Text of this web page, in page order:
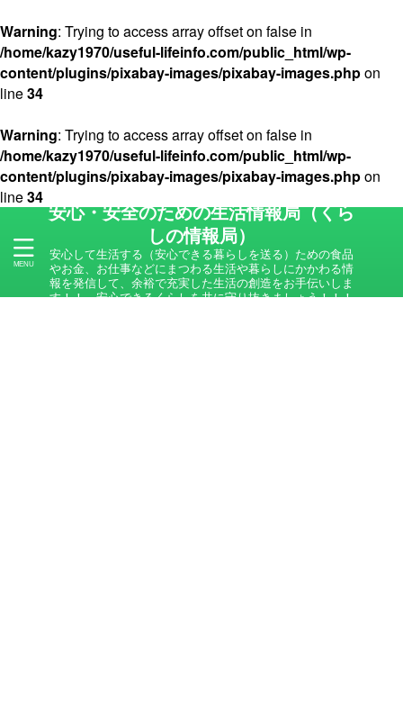
Warning: Trying to access array offset on false in
/home/kazy1970/useful-lifeinfo.com/public_html/wp-
content/plugins/pixabay-images/pixabay-images.phpon
line34
Warning: Trying to access array offset on false in
/home/kazy1970/useful-lifeinfo.com/public_html/wp-
content/plugins/pixabay-images/pixabay-images.phpon
line34
安心・安全のための生活情報局（くら
しの情報局）
安心して生活する（安心できる暮らしを送る）ための食品
やお金、お仕事などにまつわる生活や暮らしにかかわる情
報を発信して、余裕で充実した生活の創造をお手伝いしま
す！！ 安心できるくらしを共に守り抜きましょう！！！